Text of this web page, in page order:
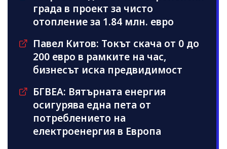
града в проект за чисто
отопление за 1.84 млн. евро
Павел Китов: Токът скача от 0 до
200 евро в рамките на час,
бизнесът иска предвидимост
БГВЕА: Вятърната енергия
осигурява една пета от
потреблението на
електроенергия в Европа